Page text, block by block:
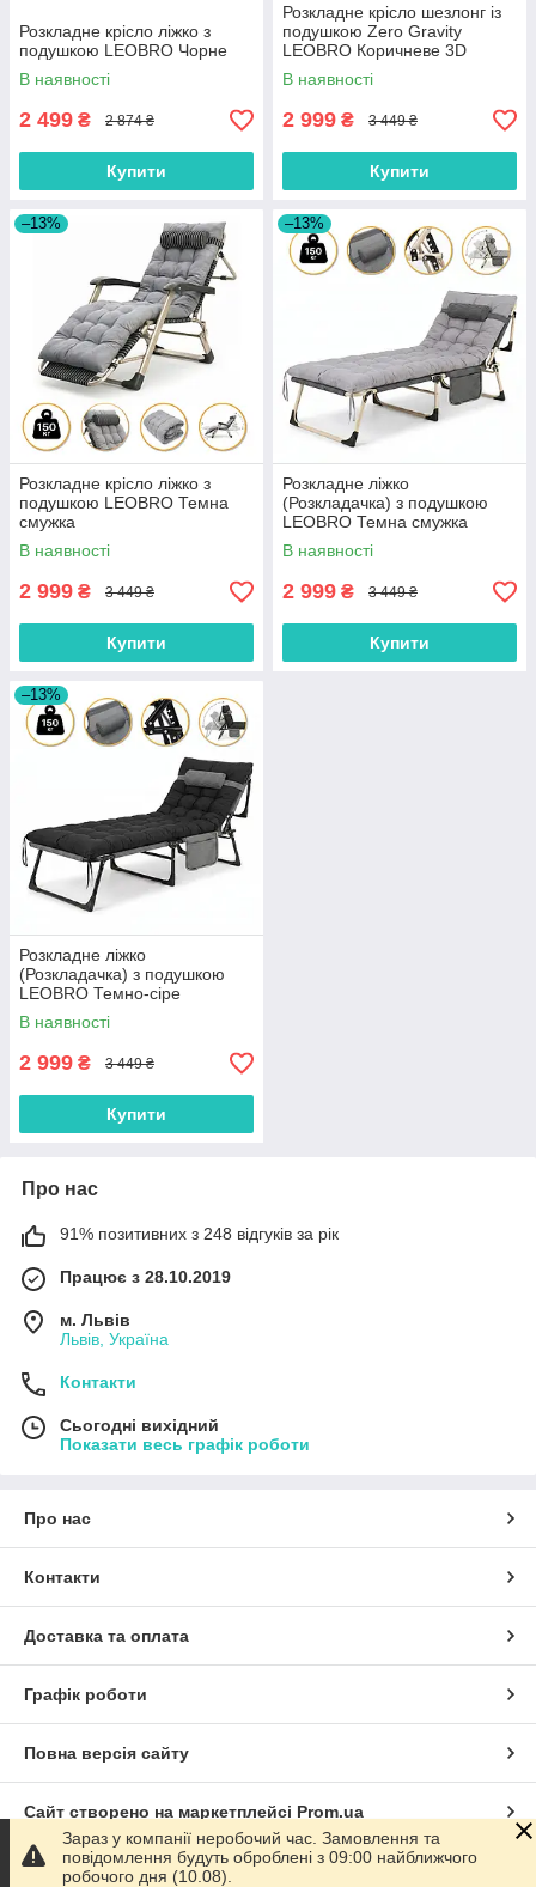
Розкладне крісло ліжко з
подушкою LEOBRO Чорне
В наявності
2 499 ₴ 2 874 ₴
Купити
Розкладне крісло шезлонг із
подушкою Zero Gravity
LEOBRO Коричневе 3D
тканина
В наявності
2 999 ₴ 3 449 ₴
Купити
–13%
Розкладне крісло ліжко з
подушкою LEOBRO Темна
смужка
В наявності
2 999 ₴ 3 449 ₴
Купити
–13%
Розкладне ліжко
(Розкладачка) з подушкою
LEOBRO Темна смужка
В наявності
2 999 ₴ 3 449 ₴
Купити
–13%
Розкладне ліжко
(Розкладачка) з подушкою
LEOBRO Темно-сіре
В наявності
2 999 ₴ 3 449 ₴
Купити
Про нас
91% позитивних з 248 відгуків за рік
Працює з 28.10.2019
м. Львів
Львів, Україна
Контакти
Сьогодні вихідний
Показати весь графік роботи
Про нас
Контакти
Доставка та оплата
Графік роботи
Повна версія сайту
Сайт створено на маркетплейсі Prom.ua
Політика конфіденційності
Зараз у компанії неробочий час. Замовлення та
повідомлення будуть оброблені з 09:00 найближчого
робочого дня (10.08).